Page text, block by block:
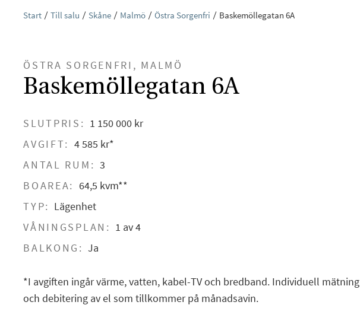
Start Till salu Skåne Malmö Östra Sorgenfri Baskemöllegatan 6A
ÖSTRA SORGENFRI, MALMÖ
Baskemöllegatan 6A
SLUTPRIS: 1 150 000 kr
AVGIFT: 4 585 kr*
ANTAL RUM: 3
BOAREA: 64,5 kvm**
TYP: Lägenhet
VÅNINGSPLAN: 1 av 4
BALKONG: Ja
*I avgiften ingår värme, vatten, kabel-TV och bredband. Individuell mätning
och debitering av el som tillkommer på månadsavin.